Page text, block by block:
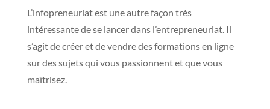
L’infopreneuriat est une autre façon très
intéressante de se lancer dans l’entrepreneuriat. Il
s’agit de créer et de vendre des formations en ligne
sur des sujets qui vous passionnent et que vous
maîtrisez.